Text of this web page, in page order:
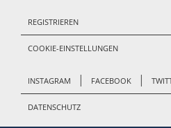
REGISTRIEREN
COOKIE-EINSTELLUNGEN
INSTAGRAM | FACEBOOK |
DATENSCHUTZ